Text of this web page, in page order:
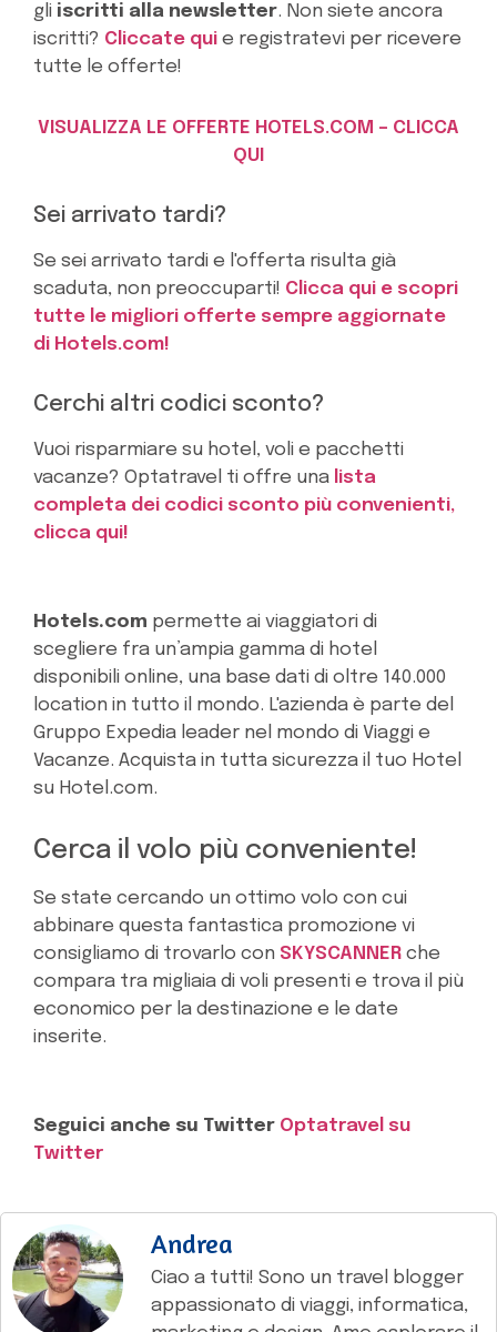
gli iscritti alla newsletter. Non siete ancora
iscritti? Cliccate qui e registratevi per ricevere
tutte le offerte!
VISUALIZZA LE OFFERTE HOTELS.COM – CLICCA
QUI
Sei arrivato tardi?
Se sei arrivato tardi e l'offerta risulta già
scaduta, non preoccuparti! Clicca qui e scopri
tutte le migliori offerte sempre aggiornate
di Hotels.com!
Cerchi altri codici sconto?
Vuoi risparmiare su hotel, voli e pacchetti
vacanze? Optatravel ti offre una lista
completa dei codici sconto più convenienti,
clicca qui!
Hotels.com permette ai viaggiatori di
scegliere fra un’ampia gamma di hotel
disponibili online, una base dati di oltre 140.000
location in tutto il mondo. L'azienda è parte del
Gruppo Expedia leader nel mondo di Viaggi e
Vacanze. Acquista in tutta sicurezza il tuo Hotel
su Hotel.com.
Cerca il volo più conveniente!
Se state cercando un ottimo volo con cui
abbinare questa fantastica promozione vi
consigliamo di trovarlo con SKYSCANNER che
compara tra migliaia di voli presenti e trova il più
economico per la destinazione e le date
inserite.
Seguici anche su Twitter Optatravel su
Twitter
Andrea
Ciao a tutti! Sono un travel blogger
appassionato di viaggi, informatica,